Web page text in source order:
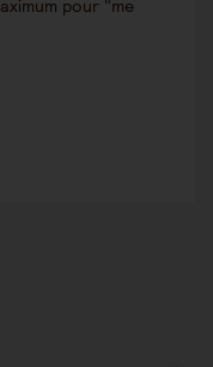
pour "me